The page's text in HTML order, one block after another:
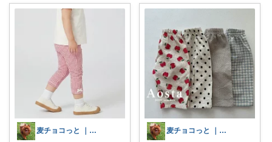
麦チョコっと ｜ キッズ＆ベビー 夏 麦チョコっと ｜ キッズ＆ベビー 夏